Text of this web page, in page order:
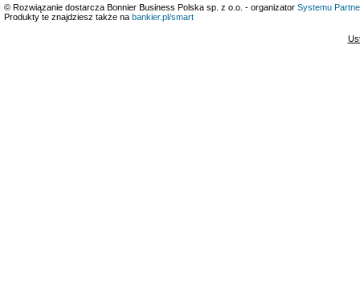
© Rozwiązanie dostarcza Bonnier Business Polska sp. z o.o. - organizator Systemu
Produkty te znajdziesz także na bankier.pl/smart